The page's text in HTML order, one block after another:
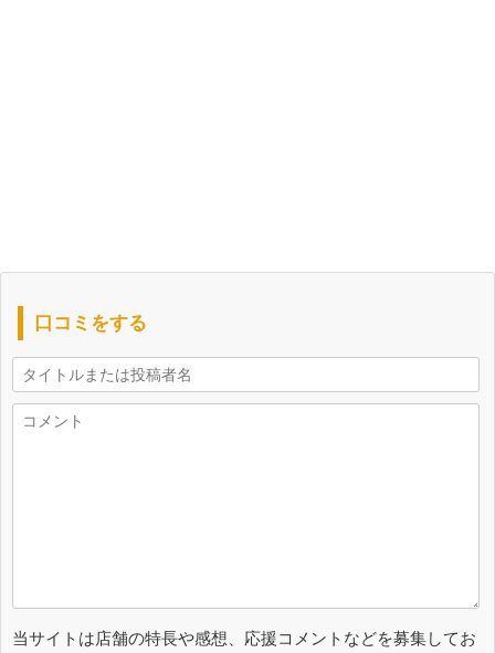
口コミをする
当サイトは店舗の特長や感想、応援コメントなどを募集してお